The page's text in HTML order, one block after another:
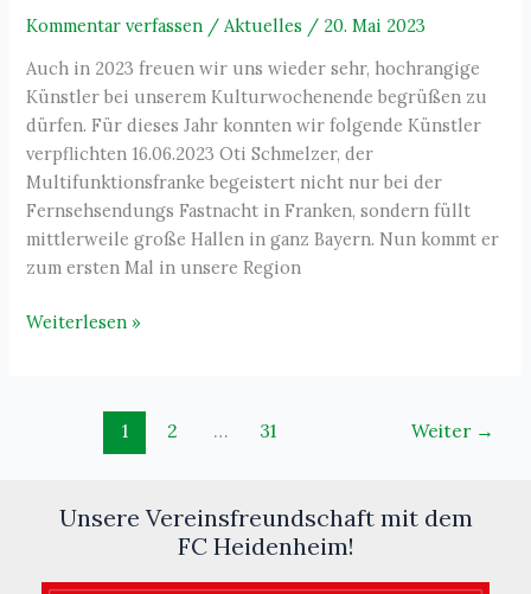
Kommentar verfassen / Aktuelles / 20. Mai 2023
Auch in 2023 freuen wir uns wieder sehr, hochrangige
Künstler bei unserem Kulturwochenende begrüßen zu
dürfen. Für dieses Jahr konnten wir folgende Künstler
verpflichten 16.06.2023 Oti Schmelzer, der
Multifunktionsfranke begeistert nicht nur bei der
Fernsehsendungs Fastnacht in Franken, sondern füllt
mittlerweile große Hallen in ganz Bayern. Nun kommt er
zum ersten Mal in unsere Region
Kulturwochenende
Sportgelände
Franken
Weiterlesen »
1 2 … 31 Weiter →
Unsere Vereinsfreundschaft mit dem
FC Heidenheim!